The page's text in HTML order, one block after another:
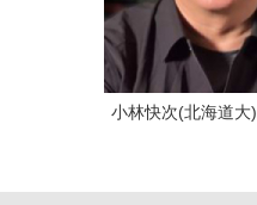
小林快次(北海道大)